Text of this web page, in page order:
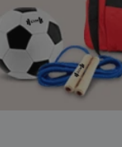
ao Ar Livre
de casa
de Expedição